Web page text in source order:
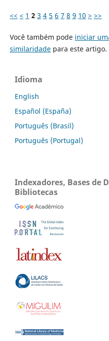
<< < 1 2 3 4 5 6 7 8 9 10 > >>
Você também pode iniciar
similaridadepara este artigo.
Idioma
English
Español (España)
Português (Brasil)
Português (Portugal)
Indexadores, Bases de
Bibliotecas